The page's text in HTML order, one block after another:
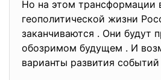
Но на этом трансформации
геополитической жизни
заканчиваются . Они будут
обозримом будущем . И
варианты развития событий